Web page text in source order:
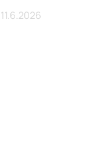
11.6.2026